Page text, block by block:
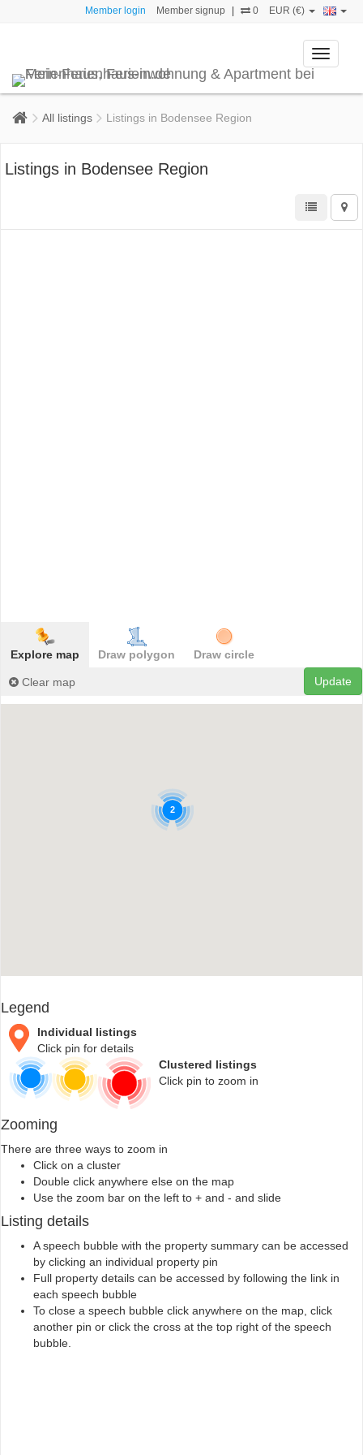
Member login Member signup 0 EUR (€)
Toggle
All listings Listings in Bodensee Region
Listings in Bodensee Region
Explore map Draw polygon Draw circle
Clear map Update
2
Legend
Individual listings
Click pin for details
Clustered listings
Click pin to zoom in
Zooming
There are three ways to zoom in
Click on a cluster
Double click anywhere else on the map
Use the zoom bar on the left to + and - and slide
Listing details
A speech bubble with the property summary can be accessed
by clicking an individual property pin
Full property details can be accessed by following the link in
each speech bubble
To close a speech bubble click anywhere on the map, click
another pin or click the cross at the top right of the speech
bubble.